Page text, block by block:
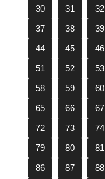
30
31 32
37
38 39
44
45 46
51
52 53
58
59 60
65
66 67
72
73 74
79
80 81
86
87 88